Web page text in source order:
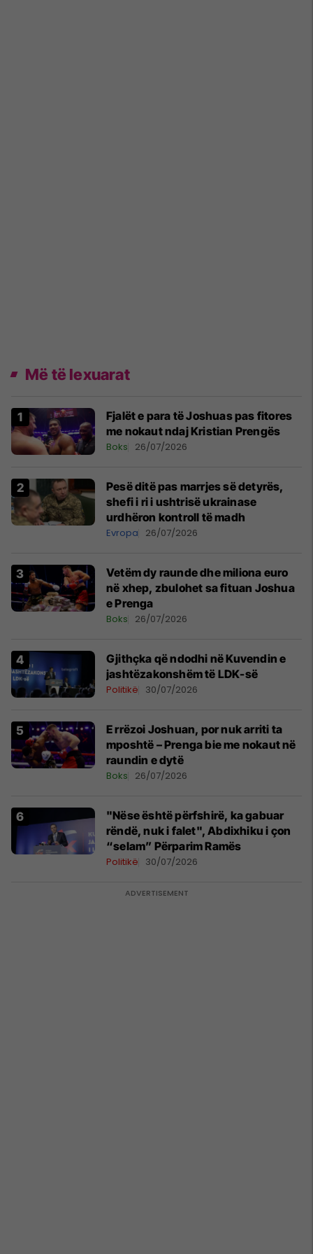
Më të lexuarat
Fjalët e para të Joshuas pas fitores
me nokaut ndaj Kristian Prengës
Boks 26/07/2026
Pesë ditë pas marrjes së detyrës,
shefi i ri i ushtrisë ukrainase
urdhëron kontroll të madh
Evropa 26/07/2026
Vetëm dy raunde dhe miliona euro
në xhep, zbulohet sa fituan Joshua
e Prenga
Boks 26/07/2026
Gjithçka që ndodhi në Kuvendin e
jashtëzakonshëm të LDK-së
Politikë 30/07/2026
E rrëzoi Joshuan, por nuk arriti ta
mposhtë – Prenga bie me nokaut në
raundin e dytë
Boks 26/07/2026
"Nëse është përfshirë, ka gabuar
rëndë, nuk i falet", Abdixhiku i çon
“selam” Përparim Ramës
Politikë 30/07/2026